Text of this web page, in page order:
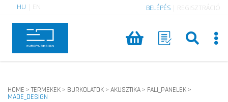
HU EN BELÉPÉS REGISZTRÁCIÓ
HOME > TERMEKEK > BURKOLATOK > AKUSZTIKA > FALI_PANELEK >
MADE_DESIGN